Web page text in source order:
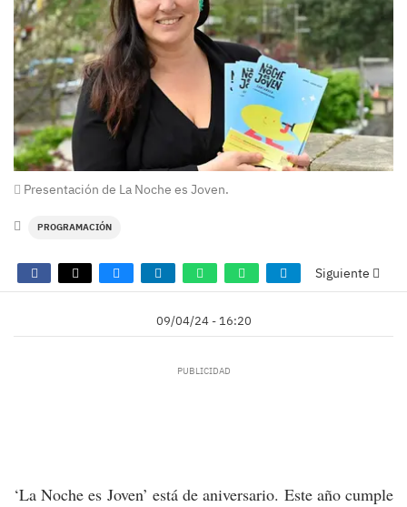
Presentación de La Noche es Joven.
PROGRAMACIÓN
Siguiente
09/04/24 - 16:20
‘La Noche es Joven’ está de aniversario. Este año cumple